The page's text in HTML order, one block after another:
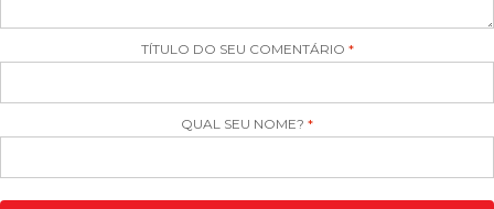
TÍTULO DO SEU COMENTÁRIO
QUAL SEU NOME?